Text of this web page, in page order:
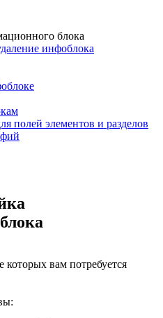
блока
инфоблока
полей элементов и разделов
которых вам потребуется